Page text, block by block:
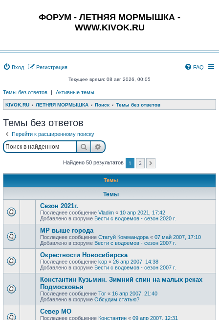
ФОРУМ - ЛЕТНЯЯ МОРМЫШКА -
WWW.KIVOK.RU
Вход Регистрация FAQ
Текущее время: 08 авг 2026, 00:05
Темы без ответов | Активные темы
KIVOK.RU ЛЕТНЯЯ МОРМЫШКА Поиск Темы без ответов
Темы без ответов
Перейти к расширенному поиску
ПоискРасширенный поиск
Найдено 50 результатов 1 2
Темы
Темы
Сезон 2021г.
Последнее сообщение Vladim « 10 апр 2021, 17:42
Добавлено в форуме Вести с водоемов - сезон 2020 г.
МР выше города
Последнее сообщение Статуй Коммандора « 07 май 2007, 17:10
Добавлено в форуме Вести с водоемов - сезон 2007 г.
Окрестности Новосибирска
Последнее сообщение kop « 26 апр 2007, 14:38
Добавлено в форуме Вести с водоемов - сезон 2007 г.
Константин Кузьмин. Зимний спин на малых реках
Подмосковья
Последнее сообщение Tor « 16 апр 2007, 21:40
Добавлено в форуме Обсудим статью?
Север МО
Последнее сообщение Константин « 09 апр 2007, 12:31